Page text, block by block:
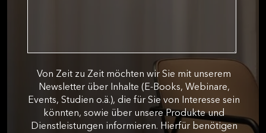
Von Zeit zu Zeit möchten wir Sie mit unserem
Newsletter über Inhalte (E-Books, Webinare,
Events, Studien o.ä.), die für Sie von Interesse sein
könnten, sowie über unsere Produkte und
Dienstleistungen informieren. Hierfür benötigen